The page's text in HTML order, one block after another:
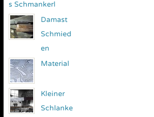
s Schmankerl
Damast
Schmied
en
Material
Kleiner
Schlanke